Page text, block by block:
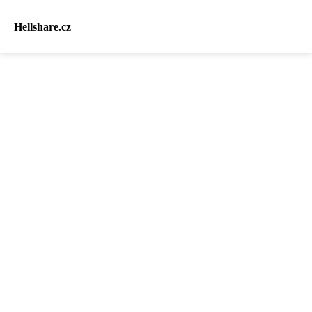
Hellshare.cz